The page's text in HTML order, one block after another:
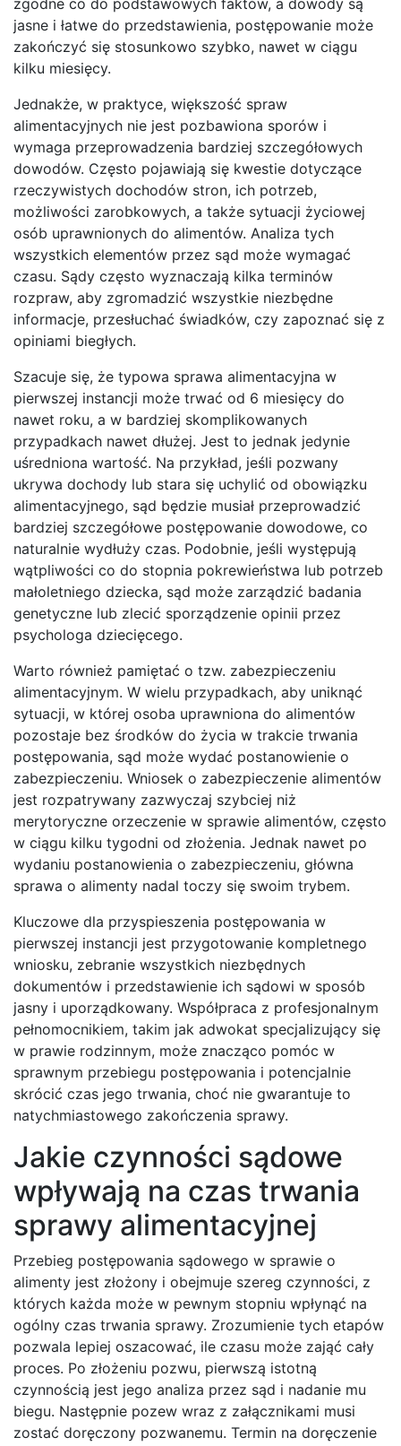
jasne i łatwe do przedstawienia, postępowanie może
zakończyć się stosunkowo szybko, nawet w ciągu
kilku miesięcy.
Jednakże, w praktyce, większość spraw
alimentacyjnych nie jest pozbawiona sporów i
wymaga przeprowadzenia bardziej szczegółowych
dowodów. Często pojawiają się kwestie dotyczące
rzeczywistych dochodów stron, ich potrzeb,
możliwości zarobkowych, a także sytuacji życiowej
osób uprawnionych do alimentów. Analiza tych
wszystkich elementów przez sąd może wymagać
czasu. Sądy często wyznaczają kilka terminów
rozpraw, aby zgromadzić wszystkie niezbędne
informacje, przesłuchać świadków, czy zapoznać się z
opiniami biegłych.
Szacuje się, że typowa sprawa alimentacyjna w
pierwszej instancji może trwać od 6 miesięcy do
nawet roku, a w bardziej skomplikowanych
przypadkach nawet dłużej. Jest to jednak jedynie
uśredniona wartość. Na przykład, jeśli pozwany
ukrywa dochody lub stara się uchylić od obowiązku
alimentacyjnego, sąd będzie musiał przeprowadzić
bardziej szczegółowe postępowanie dowodowe, co
naturalnie wydłuży czas. Podobnie, jeśli występują
wątpliwości co do stopnia pokrewieństwa lub potrzeb
małoletniego dziecka, sąd może zarządzić badania
genetyczne lub zlecić sporządzenie opinii przez
psychologa dziecięcego.
Warto również pamiętać o tzw. zabezpieczeniu
alimentacyjnym. W wielu przypadkach, aby uniknąć
sytuacji, w której osoba uprawniona do alimentów
pozostaje bez środków do życia w trakcie trwania
postępowania, sąd może wydać postanowienie o
zabezpieczeniu. Wniosek o zabezpieczenie alimentów
jest rozpatrywany zazwyczaj szybciej niż
merytoryczne orzeczenie w sprawie alimentów, często
w ciągu kilku tygodni od złożenia. Jednak nawet po
wydaniu postanowienia o zabezpieczeniu, główna
sprawa o alimenty nadal toczy się swoim trybem.
Kluczowe dla przyspieszenia postępowania w
pierwszej instancji jest przygotowanie kompletnego
wniosku, zebranie wszystkich niezbędnych
dokumentów i przedstawienie ich sądowi w sposób
jasny i uporządkowany. Współpraca z profesjonalnym
pełnomocnikiem, takim jak adwokat specjalizujący się
w prawie rodzinnym, może znacząco pomóc w
sprawnym przebiegu postępowania i potencjalnie
skrócić czas jego trwania, choć nie gwarantuje to
natychmiastowego zakończenia sprawy.
Jakie czynności sądowe
wpływają na czas trwania
sprawy alimentacyjnej
Przebieg postępowania sądowego w sprawie o
alimenty jest złożony i obejmuje szereg czynności, z
których każda może w pewnym stopniu wpłynąć na
ogólny czas trwania sprawy. Zrozumienie tych etapów
pozwala lepiej oszacować, ile czasu może zająć cały
proces. Po złożeniu pozwu, pierwszą istotną
czynnością jest jego analiza przez sąd i nadanie mu
biegu. Następnie pozew wraz z załącznikami musi
zostać doręczony pozwanemu. Termin na doręczenie